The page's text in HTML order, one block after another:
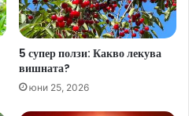
5 супер ползи: Какво лекува
вишната?
юни 25, 2026